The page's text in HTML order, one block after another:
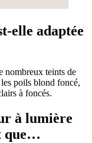
elle adaptée
nombreux teints de
poils blond foncé,
à foncés.
à lumière
que…